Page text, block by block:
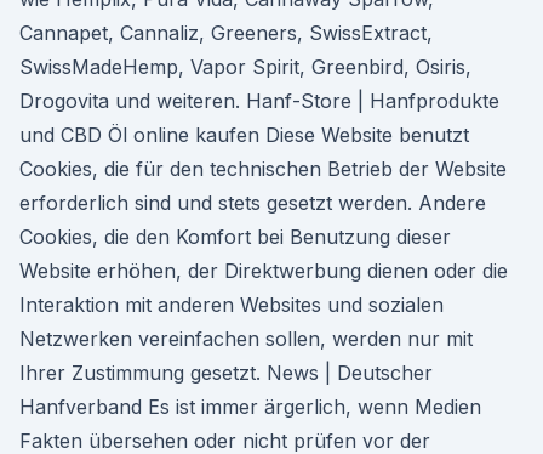
Cannapet, Cannaliz, Greeners, SwissExtract,
SwissMadeHemp, Vapor Spirit, Greenbird, Osiris,
Drogovita und weiteren. Hanf-Store | Hanfprodukte
und CBD Öl online kaufen Diese Website benutzt
Cookies, die für den technischen Betrieb der Website
erforderlich sind und stets gesetzt werden. Andere
Cookies, die den Komfort bei Benutzung dieser
Website erhöhen, der Direktwerbung dienen oder die
Interaktion mit anderen Websites und sozialen
Netzwerken vereinfachen sollen, werden nur mit
Ihrer Zustimmung gesetzt. News | Deutscher
Hanfverband Es ist immer ärgerlich, wenn Medien
Fakten übersehen oder nicht prüfen vor der